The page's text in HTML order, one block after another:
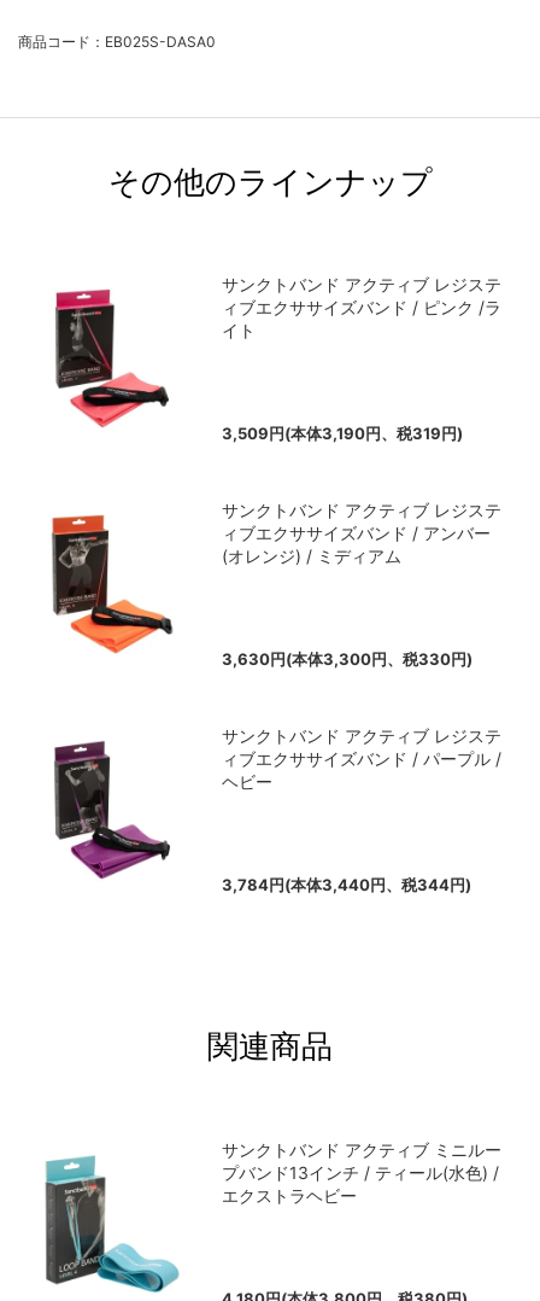
商品コード：EB025S-DASA0
その他のラインナップ
サンクトバンド アクティブ レジステ
ィブエクササイズバンド / ピンク /ラ
イト
3,509円(本体3,190円、税319円)
サンクトバンド アクティブ レジステ
ィブエクササイズバンド / アンバー
(オレンジ) / ミディアム
3,630円(本体3,300円、税330円)
サンクトバンド アクティブ レジステ
ィブエクササイズバンド / パープル /
ヘビー
3,784円(本体3,440円、税344円)
関連商品
サンクトバンド アクティブ ミニルー
プバンド13インチ / ティール(水色) /
エクストラヘビー